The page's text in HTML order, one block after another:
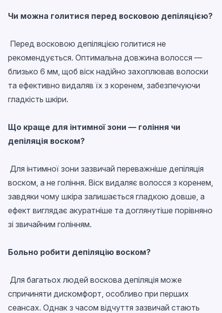
Чи можна голитися перед восковою депіляцією?
Перед восковою депіляцією голитися не
рекомендується. Оптимальна довжина волосся —
близько 6 мм, щоб віск надійно захоплював волоски
та ефективно видаляв їх з коренем, забезпечуючи
гладкість шкіри.
Що краще для інтимної зони — гоління чи
депіляція воском?
Для інтимної зони зазвичай переважніше депіляція
воском, а не гоління. Віск видаляє волосся з коренем,
завдяки чому шкіра залишається гладкою довше, а
ефект виглядає акуратніше та доглянутіше порівняно
зі звичайним голінням.
Больно робити депіляцію воском?
Для багатьох людей воскова депіляція може
спричиняти дискомфорт, особливо при перших
сеансах. Однак з часом відчуття зазвичай стають